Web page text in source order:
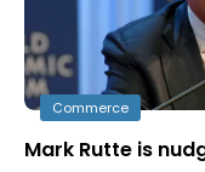
Commerce
Mark Rutte is